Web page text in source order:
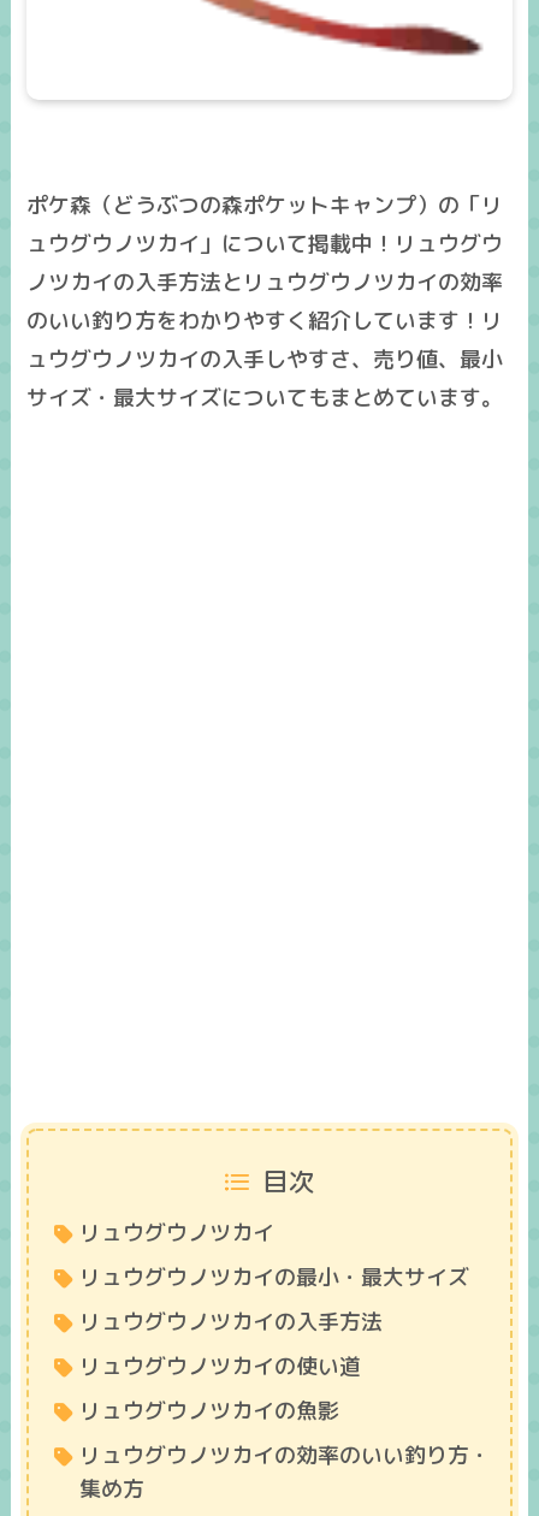
ポケ森（どうぶつの森ポケットキャンプ）の「リ
ュウグウノツカイ」について掲載中！リュウグウ
ノツカイの入手方法とリュウグウノツカイの効率
のいい釣り方をわかりやすく紹介しています！リ
ュウグウノツカイの入手しやすさ、売り値、最小
サイズ・最大サイズについてもまとめています。
目次
リュウグウノツカイ
リュウグウノツカイの最小・最大サイズ
リュウグウノツカイの入手方法
リュウグウノツカイの使い道
リュウグウノツカイの魚影
リュウグウノツカイの効率のいい釣り方・
集め方